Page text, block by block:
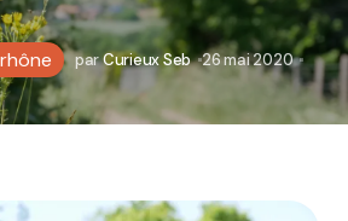
parCurieux Seb 26 mai 2020